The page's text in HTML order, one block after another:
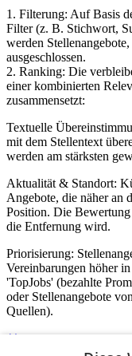
1. Filterung: Auf Basis
Filter (z. B. Stichwort,
werden
ausgeschlossen.
2. Ranking: Die
einer kombinierten
zusammensetzt:
Textuelle
mit dem Stellentext
werden am stärksten
Aktualität & Standort:
Angebote, die näher an
Position. Die
die Entfernung wird.
Priorisierung:
Vereinbarungen höher
'TopJobs' (bezahlte
oder Stellenangebote
Quellen).